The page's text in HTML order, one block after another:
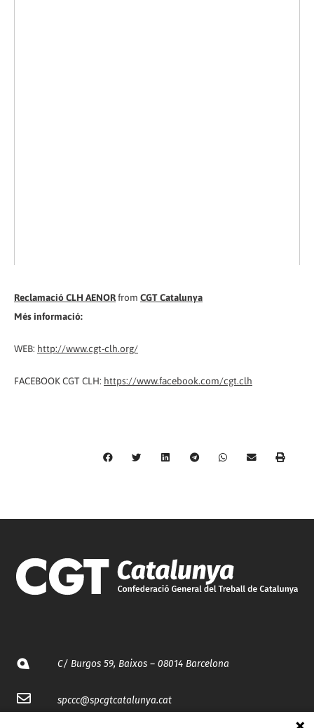
Reclamació CLH AENORfrom CGT Catalunya
Més informació:
WEB: http://www.cgt-clh.org/
FACEBOOK CGT CLH: https://www.facebook.com/cgt.clh
C/ Burgos 59, Baixos – 08014 Barcelona
spccc@spcgtcatalunya.cat